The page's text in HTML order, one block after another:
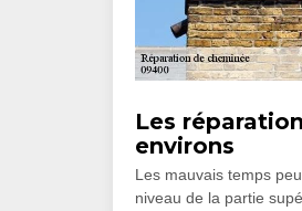
Les
environs
Les mauvais temps
niveau de la partie